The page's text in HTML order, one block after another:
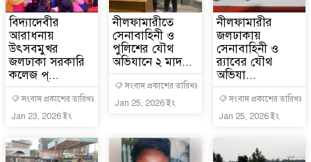
বিদ্যাদেবীর
আরাধনায়
উৎসবমুখর
জলঢাকা সরকারি
কলেজ প্...
সংবাদ প্রকাশের তারিখঃ
Jan 23, 2026 ইং
নীলফামারীতে
সেনাবাহিনী ও
পুলিশের যৌথ
অভিযানে ২ মাদ...
সংবাদ প্রকাশের তারিখঃ
Jan 25, 2026 ইং
নীলফামারীর
জলঢাকায়
সেনাবাহিনী ও
র‍্যাবের যৌথ
অভিযা...
সংবাদ প্রকাশের তারিখঃ
Jan 25, 2026 ইং